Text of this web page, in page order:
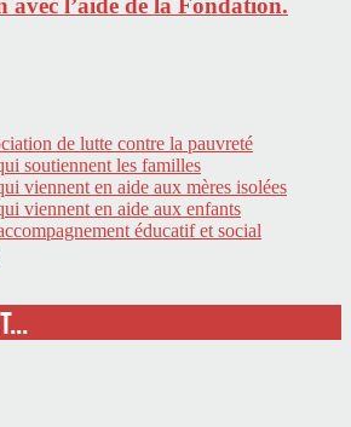
avec l’aide de la Fondation.
de lutte contre la pauvreté
soutiennent les familles
viennent en aide aux mères isolées
viennent en aide aux enfants
éducatif et social